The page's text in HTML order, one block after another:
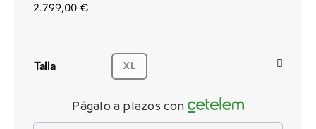
2.799,00 €
Talla XL
Págalo a plazos con